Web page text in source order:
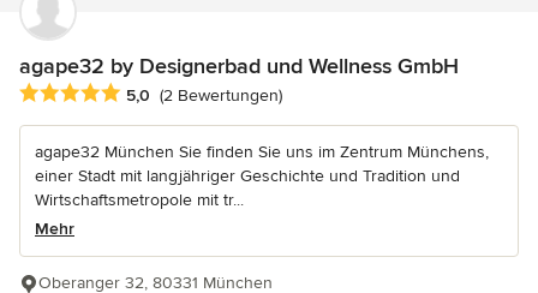
agape32 by Designerbad und Wellness GmbH
Durchschnittliche Bewertung: 5 von 5 Sternen
5,0 (2 Bewertungen)
agape32 München Sie finden Sie uns im Zentrum Münchens,
einer Stadt mit langjähriger Geschichte und Tradition und
Wirtschaftsmetropole mit tr...
Mehr
Oberanger 32, 80331 München